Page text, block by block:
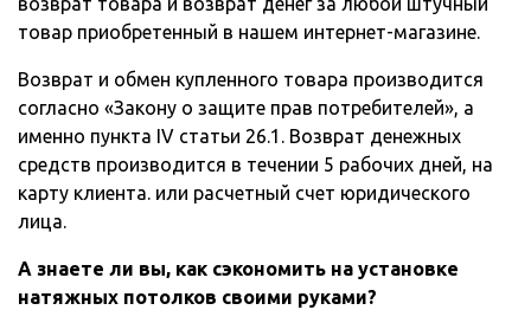
товар приобретенный в нашем интернет-магазине.
Возврат и обмен купленного товара производится
согласно «Закону о защите прав потребителей», а
именно пункта IV статьи 26.1. Возврат денежных
средств производится в течении 5 рабочих дней, на
карту клиента. или расчетный счет юридического
лица.
А знаете ли вы, как сэкономить на установке
натяжных потолков своими руками?